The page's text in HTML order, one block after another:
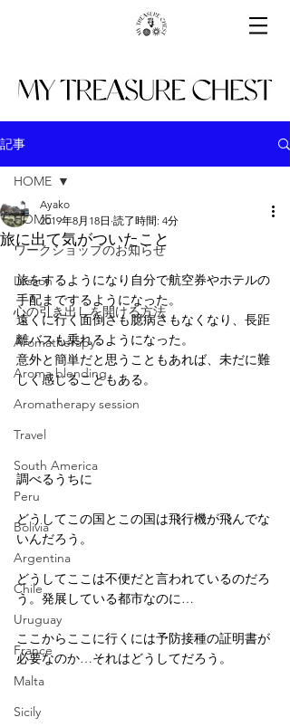
記事
HOME
ワークショップのお知らせ
Lesson
心の引き出しを開ける方法
Aromatherapy
Aroma blending
Aromatherapy session
Travel
South America
Peru
Bolivia
Argentina
Chile
Uruguay
France
Malta
Sicily
HOME
旅に出て気がついたこと
Ayako
2019年8月18日 読了時間: 4分
旅をするようになり自分で航空券やホテルの
手配までするようになった。
遠くに行く面倒さも臆病さもなくなり、長距
離バスも乗れるようになった。
意外と簡単だと思うこともあれば、未だに難
しく感じることもある。
調べるうちに
どうしてこの国とこの国は飛行機が飛んでな
いんだろう。
どうしてここは不便だと言われているのだろ
う。発展している都市なのに…
ここからここに行くには予防接種の証明書が
必要なのか…それはどうしてだろう。